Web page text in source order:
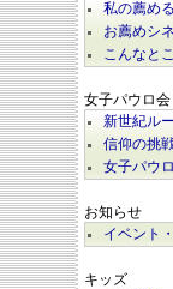
私の薦め
お薦めシ
こんなと
女子パウロ会
新世紀ル
信仰の挑
女子パウ
お知らせ
イベント
キッズ